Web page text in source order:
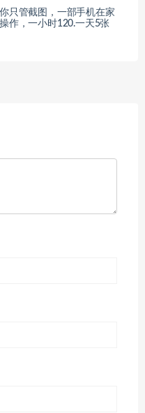
你只管截图，一部手机在家
操作，一小时120.一天5张